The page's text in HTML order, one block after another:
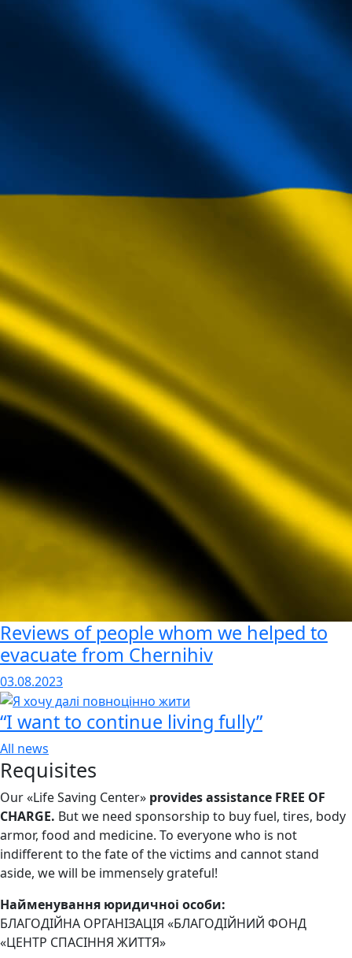
Reviews of people whom we helped to
evacuate from Chernihiv
03.08.2023
“I want to continue living fully”
All news
Requisites
Our «Life Saving Center» provides assistance FREE OF
CHARGE. But we need sponsorship to buy fuel, tires, body
armor, food and medicine. To everyone who is not
indifferent to the fate of the victims and cannot stand
aside, we will be immensely grateful!
Найменування юридичноi особи:
БЛАГОДІЙНА ОРГАНІЗАЦІЯ «БЛАГОДІЙНИЙ ФОНД
«ЦЕНТР СПАСІННЯ ЖИТТЯ»